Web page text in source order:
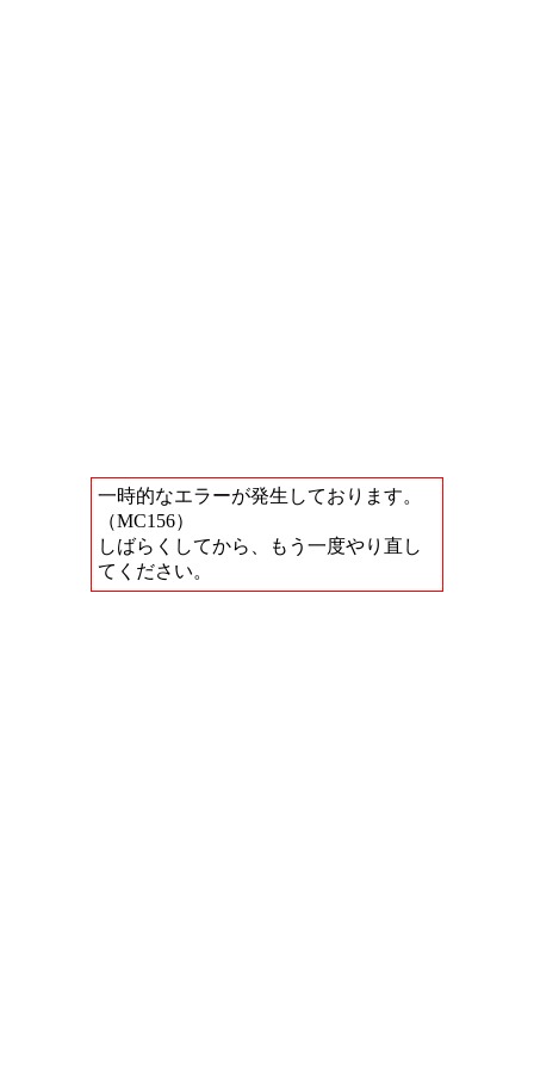
一時的なエラーが発生しております。
（MC156）
しばらくしてから、もう一度やり直し
てください。